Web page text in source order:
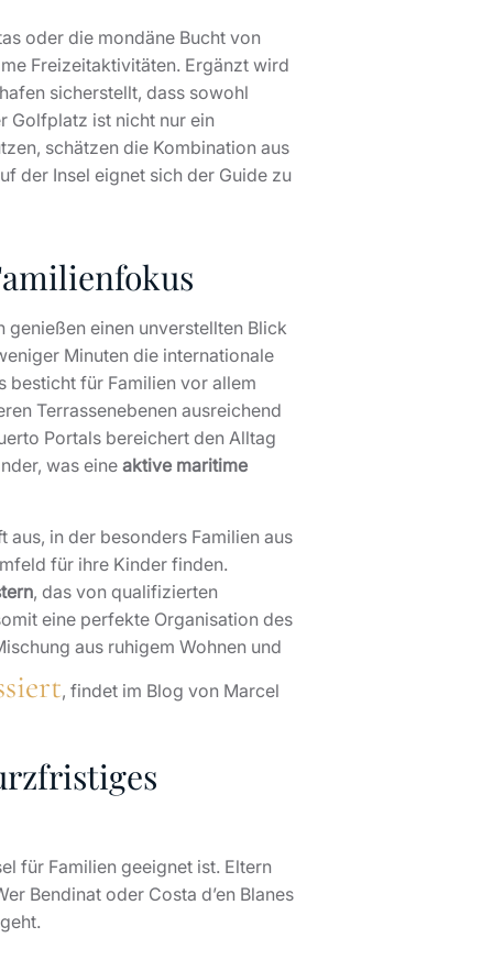
oder die mondäne Bucht von
Freizeitaktivitäten. Ergänzt wird
sicherstellt, dass sowohl
Golfplatz ist nicht nur ein
schätzen die Kombination aus
der Insel eignet sich der Guide zu
genießen einen unverstellten Blick
Minuten die internationale
besticht für Familien vor allem
Terrassenebenen ausreichend
Portals bereichert den Alltag
was eineaktive maritime
in der besonders Familien aus
für ihre Kinder finden.
, das von qualifizierten
eine perfekte Organisation des
aus ruhigem Wohnen und
, findet im Blog von Marcel
für Familien geeignet ist. Eltern
Bendinat oder Costa d’en Blanes